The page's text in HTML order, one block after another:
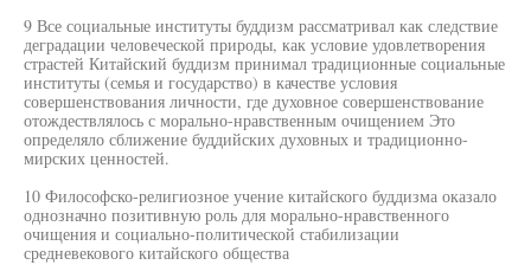
9 Все социальные институты буддизм рассматривал как следствие
деградации человеческой природы, как условие удовлетворения
страстей Китайский буддизм принимал традиционные социальные
институты (семья и государство) в качестве условия
совершенствования личности, где духовное совершенствование
отождествлялось с морально-нравственным очищением Это
определяло сближение буддийских духовных и традиционно-
мирских ценностей.
10 Философско-религиозное учение китайского буддизма оказало
однозначно позитивную роль для морально-нравственного
очищения и социально-политической стабилизации
средневекового китайского общества